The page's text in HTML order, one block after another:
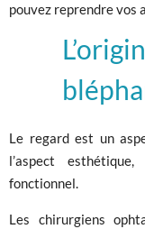
pouvez reprendre vos
Le regard est un
l’aspect
fonctionnel.
Les chirurgiens